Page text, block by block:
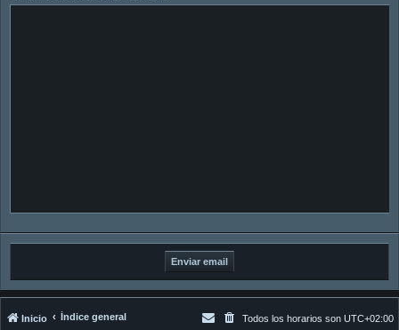
Inicio Índice general Todos los horarios son UTC+02:00